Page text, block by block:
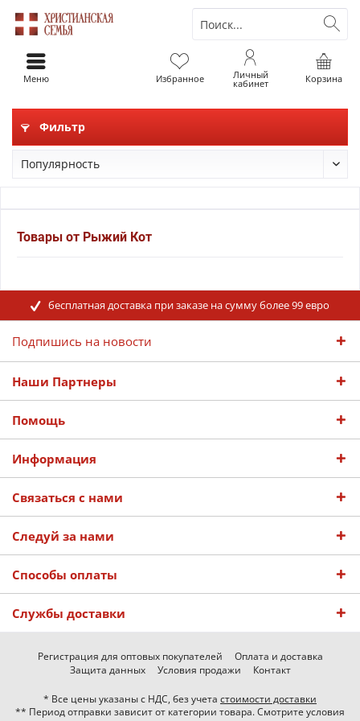
Корзина
Избранное Личный
кабинет
Меню
Фильтр
Товары от Рыжий Кот
бесплатная доставка при заказе на сумму более 99 евро
Подпишись на новости
Наши Партнеры
Помощь
Информация
Связаться с нами
Следуй за нами
Способы оплаты
Службы доставки
Регистрация для оптовых покупателей
Оплата и доставка
Защита данных
Условия продажи Контакт
* Все цены указаны с НДС, без учета стоимости доставки
** Период отправки зависит от категории товара. Смотрите условия